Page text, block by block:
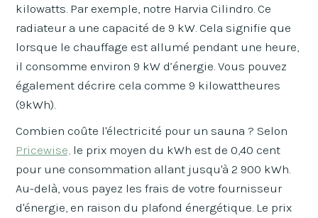
kilowatts. Par exemple, notre Harvia Cilindro. Ce
radiateur a une capacité de 9 kW. Cela signifie que
lorsque le chauffage est allumé pendant une heure,
il consomme environ 9 kW d’énergie. Vous pouvez
également décrire cela comme 9 kilowattheures
(9kWh).
Combien coûte l'électricité pour un sauna ? Selon
Pricewise, le prix moyen du kWh est de 0,40 cent
pour une consommation allant jusqu'à 2 900 kWh.
Au-delà, vous payez les frais de votre fournisseur
d'énergie, en raison du plafond énergétique. Le prix